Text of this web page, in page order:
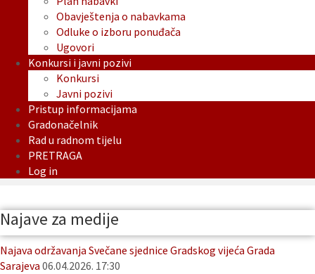
Obavještenja o nabavkama
Odluke o izboru ponuđača
Ugovori
Konkursi i javni pozivi
Konkursi
Javni pozivi
Pristup informacijama
Gradonačelnik
Rad u radnom tijelu
PRETRAGA
Log in
Najave za medije
Najava održavanja Svečane sjednice Gradskog vijeća Grada
Sarajeva 06.04.2026. 17:30